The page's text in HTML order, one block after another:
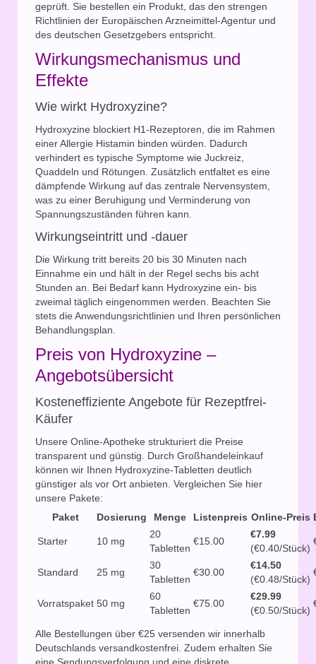
geprüft. Sie bestellen ein Produkt, das den strengen
Richtlinien der Europäischen Arzneimittel-Agentur und
des deutschen Gesetzgebers entspricht.
Wirkungsmechanismus und
Effekte
Wie wirkt Hydroxyzine?
Hydroxyzine blockiert H1-Rezeptoren, die im Rahmen
einer Allergie Histamin binden würden. Dadurch
verhindert es typische Symptome wie Juckreiz,
Quaddeln und Rötungen. Zusätzlich entfaltet es eine
dämpfende Wirkung auf das zentrale Nervensystem,
was zu einer Beruhigung und Verminderung von
Spannungszuständen führen kann.
Wirkungseintritt und -dauer
Die Wirkung tritt bereits 20 bis 30 Minuten nach
Einnahme ein und hält in der Regel sechs bis acht
Stunden an. Bei Bedarf kann Hydroxyzine ein- bis
zweimal täglich eingenommen werden. Beachten Sie
stets die Anwendungsrichtlinien und Ihren persönlichen
Behandlungsplan.
Preis von Hydroxyzine –
Angebotsübersicht
Kosteneffiziente Angebote für Rezeptfrei-
Käufer
Unsere Online-Apotheke strukturiert die Preise
transparent und günstig. Durch Großhandeleinkauf
können wir Ihnen Hydroxyzine-Tabletten deutlich
günstiger als vor Ort anbieten. Vergleichen Sie hier
unsere Pakete:
Paket
Dosierung Menge Listenpreis Online-Preis
Starter 10 mg
20
Tabletten
€15.00
€7.99
(€0.40/Stück)
Standard 25 mg
30
Tabletten
€30.00
€14.50
(€0.48/Stück)
Vorratspaket 50 mg
60
Tabletten
€75.00
€29.99
(€0.50/Stück)
Alle Bestellungen über €25 versenden wir innerhalb
Deutschlands versandkostenfrei. Zudem erhalten Sie